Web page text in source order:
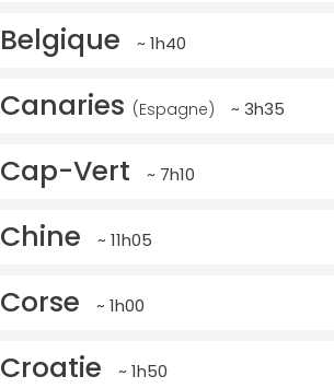
Belgique ~ 1h40
Canaries (Espagne) ~ 3h35
Cap-Vert ~ 7h10
Chine ~ 11h05
Corse ~ 1h00
Croatie ~ 1h50